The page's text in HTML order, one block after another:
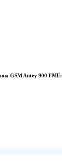
GSM Antey 900 FME: